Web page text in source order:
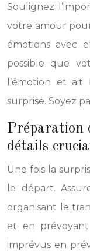
Soulignez
votre amour
émotions avec
possible que
l’émotion et
surprise. Soyez
Préparation
détails
Une fois la
le départ.
organisant le
et en
imprévus en